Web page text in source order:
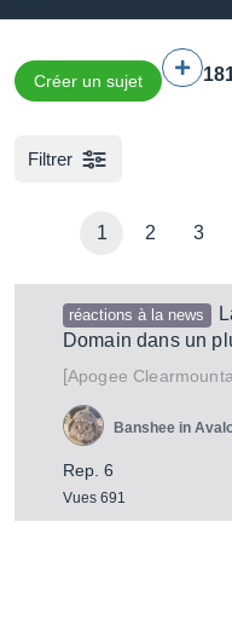
Créer un sujet
Filtrer
1 2 3
réactions à la news
Domain dans un
[Apogee
Rep. 6
Vues 691
Banshee in